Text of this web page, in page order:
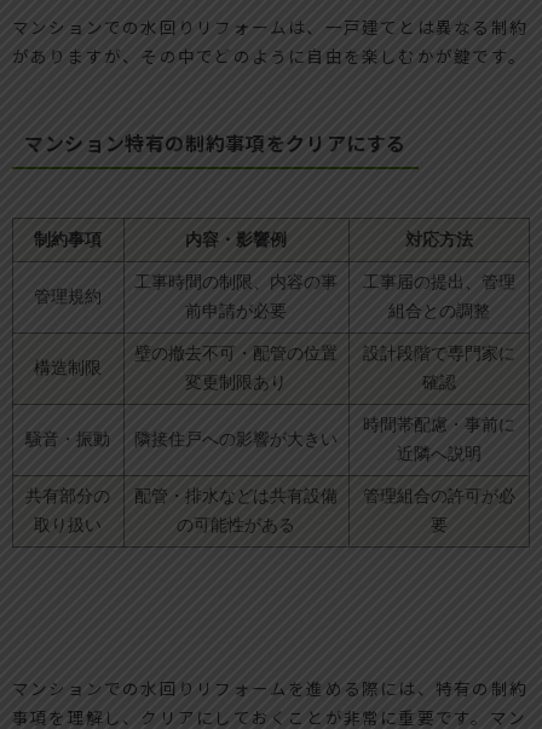
マンションでの水回りリフォームは、一戸建てとは異なる制約
がありますが、その中でどのように自由を楽しむかが鍵です。
マンション特有の制約事項をクリアにする
制約事項 内容・影響例 対応方法
管理規約
工事時間の制限、内容の事
前申請が必要
工事届の提出、管理
組合との調整
構造制限
壁の撤去不可・配管の位置
変更制限あり
設計段階で専門家に
確認
騒音・振動 隣接住戸への影響が大きい
時間帯配慮・事前に
近隣へ説明
共有部分の
取り扱い
配管・排水などは共有設備
の可能性がある
管理組合の許可が必
要
マンションでの水回りリフォームを進める際には、特有の制約
事項を理解し、クリアにしておくことが非常に重要です。マン